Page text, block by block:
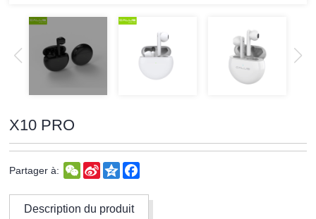
X10 PRO
Partager à: WeChat
Sina
Weibo
Qzone
Description du produit